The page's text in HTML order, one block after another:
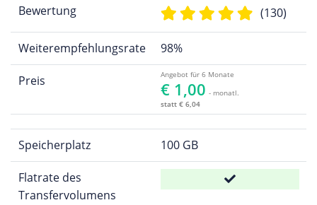
Bewertung (130)
Weiterempfehlungsrate 98%
Preis Angebot für 6 Monate
€ 1,00 - monatl.
statt € 6,04
Speicherplatz 100 GB
Flatrate des
Transfervolumens